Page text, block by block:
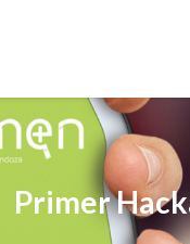
Primer